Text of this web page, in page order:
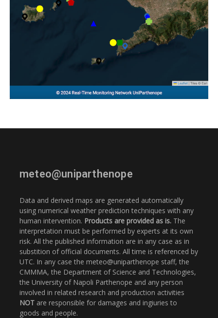
meteo@uniparthenope
Data and derived maps are generated automatically
using numerical weather prediction techniques with any
human intervention. Products are provided as is. The
interpretation must be performed by experts at its own
risk. All the published information are in any case as in
substition of official documents. All time is referenced by
UTC. In any case the meteo@uniparthenope staff, the
CMMMA, the Department of Science and Technologies,
the University of Napoli Parthenope and any person
involved in related research and production activities
NOT are responsible for damages and ingiuries to
goods and people.